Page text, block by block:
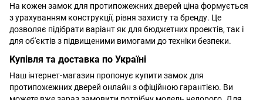
На кожен замок для протипожежних дверей ціна формується
з урахуванням конструкції, рівня захисту та бренду. Це
дозволяє підібрати варіант як для бюджетних проектів, так і
для об'єктів з підвищеними вимогами до техніки безпеки.
Купівля та доставка по Україні
Наш інтернет-магазин пропонує купити замок для
протипожежних дверей онлайн з офіційною гарантією. Ви